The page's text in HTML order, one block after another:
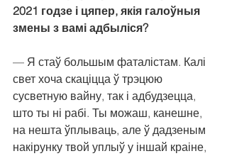
2021 годзе і цяпер, якія галоўныя
змены з вамі адбыліся?
— Я стаў большым фаталістам. Калі
свет хоча скаціцца ў трэцюю
сусветную вайну, так і адбудзецца,
што ты ні рабі. Ты можаш, канешне,
на нешта ўплываць, але ў дадзеным
накірунку твой уплыў у іншай краіне,